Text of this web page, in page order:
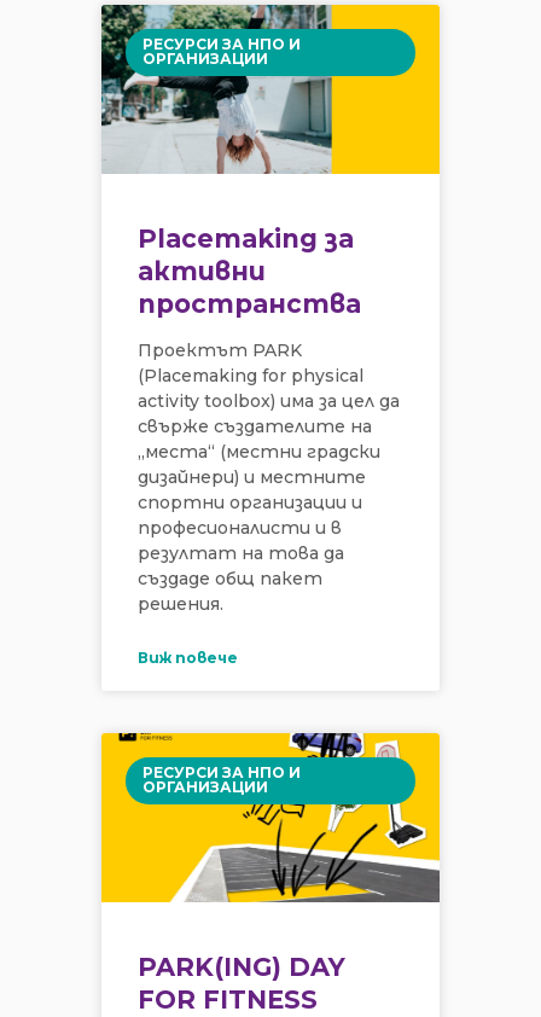
РЕСУРСИ ЗА НПО И
ОРГАНИЗАЦИИ
Placemaking за
активни
пространства
Проектът PARK
(Placemaking for physical
activity toolbox) има за цел да
свърже създателите на
„места“ (местни градски
дизайнери) и местните
спортни организации и
професионалисти и в
резултат на това да
създаде общ пакет
решения.
Виж повече
РЕСУРСИ ЗА НПО И
ОРГАНИЗАЦИИ
PARK(ING) DAY
FOR FITNESS